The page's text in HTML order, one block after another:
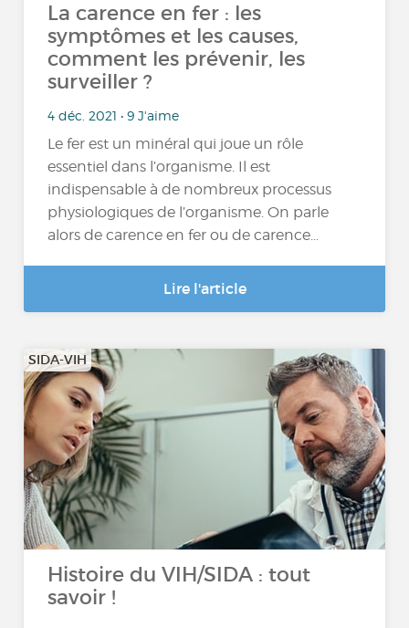
La carence en fer : les
symptômes et les causes,
comment les prévenir, les
surveiller ?
4 déc. 2021 • 9 J'aime
Le fer est un minéral qui joue un rôle
essentiel dans l’organisme. Il est
indispensable à de nombreux processus
physiologiques de l’organisme. On parle
alors de carence en fer ou de carence…
Lire l'article
SIDA-VIH
Histoire du VIH/SIDA : tout
savoir !